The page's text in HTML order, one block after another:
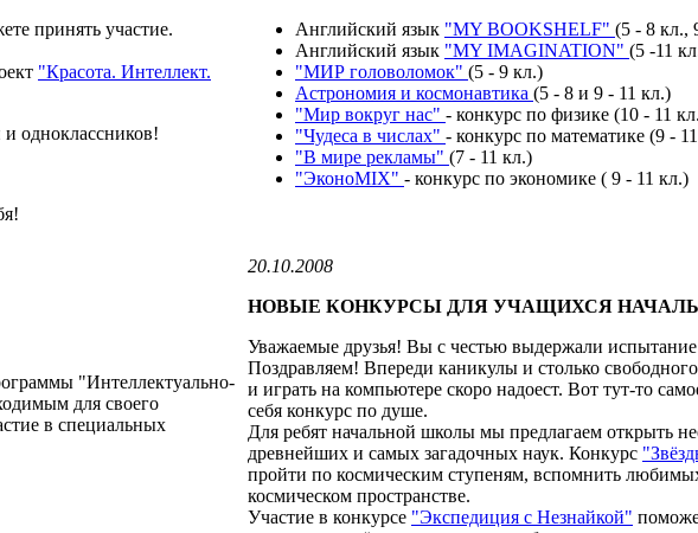
принять участие.
"Красота. Интеллект.
одноклассников!
"Интеллектуально-
для своего
в специальных
Английский язык "MY BOOKSHELF" (5 - 8 кл.,
Английский язык "MY IMAGINATION" (5 -11
"МИР головоломок" (5 - 9 кл.)
Астрономия и космонавтика (5 - 8 и 9 - 11 кл.)
"Мир вокруг нас" - конкурс по физике (10 - 11
"Чудеса в числах" - конкурс по математике (9 -
"В мире рекламы" (7 - 11 кл.)
"ЭконоMIX" - конкурс по экономике ( 9 - 11 кл.)
20.10.2008
НОВЫЕ КОНКУРСЫ ДЛЯ УЧАЩИХСЯ
Уважаемые друзья! Вы с честью выдержали испытание
Поздравляем! Впереди каникулы и столько
и играть на компьютере скоро надоест. Вот тут-то
себя конкурс по душе.
Для ребят начальной школы мы предлагаем открыть
древнейших и самых загадочных наук. Конкурс
пройти по космическим ступеням, вспомнить
космическом пространстве.
Участие в конкурсе "Экспедиция с Незнайкой"